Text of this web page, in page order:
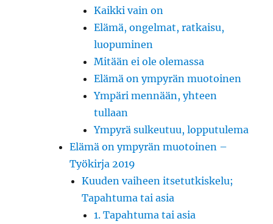
Kaikki vain on
Elämä, ongelmat, ratkaisu,
luopuminen
Mitään ei ole olemassa
Elämä on ympyrän muotoinen
Ympäri mennään, yhteen
tullaan
Ympyrä sulkeutuu, lopputulema
Elämä on ympyrän muotoinen –
Työkirja 2019
Kuuden vaiheen itsetutkiskelu;
Tapahtuma tai asia
1. Tapahtuma tai asia